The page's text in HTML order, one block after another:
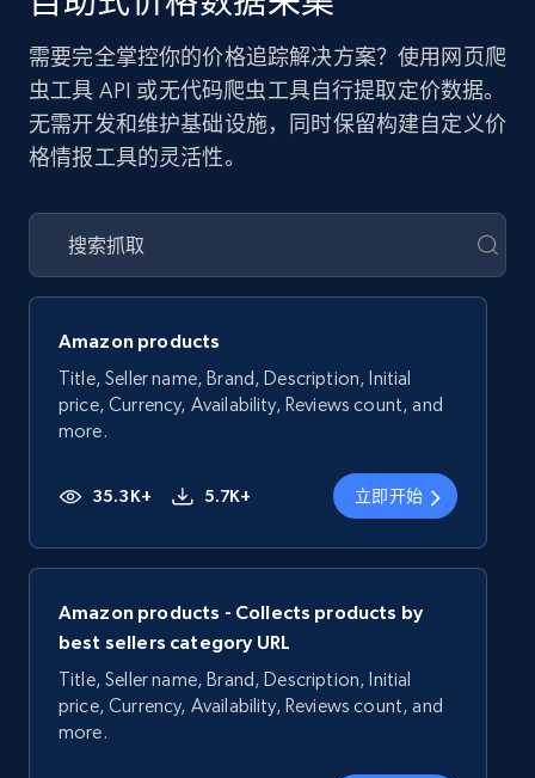
需要完全掌控你的价格追踪解决方案？使用网页爬
虫工具 API 或无代码爬虫工具自行提取定价数据。
无需开发和维护基础设施，同时保留构建自定义价
格情报工具的灵活性。
Amazon products
Title, Seller name, Brand, Description, Initial
price, Currency, Availability, Reviews count, and
more.
35.3K+ 5.7K+ 立即开始
Amazon products - Collects products by
best sellers category URL
Title, Seller name, Brand, Description, Initial
price, Currency, Availability, Reviews count, and
more.